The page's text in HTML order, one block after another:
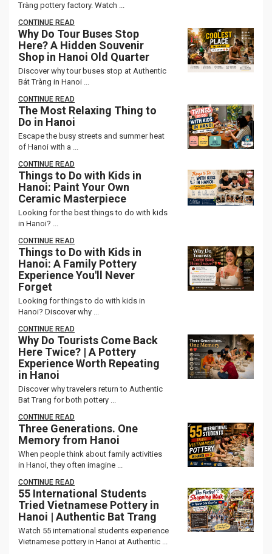
Tràng pottery factory. Watch ...
CONTINUE READ
Why Do Tour Buses Stop
Here? A Hidden Souvenir
Shop in Hanoi Old Quarter
Discover why tour buses stop at Authentic
Bát Tràng in Hanoi ...
CONTINUE READ
The Most Relaxing Thing to
Do in Hanoi
Escape the busy streets and summer heat
of Hanoi with a ...
CONTINUE READ
Things to Do with Kids in
Hanoi: Paint Your Own
Ceramic Masterpiece
Looking for the best things to do with kids
in Hanoi? ...
CONTINUE READ
Things to Do with Kids in
Hanoi: A Family Pottery
Experience You'll Never
Forget
Looking for things to do with kids in
Hanoi? Discover why ...
CONTINUE READ
Why Do Tourists Come Back
Here Twice? | A Pottery
Experience Worth Repeating
in Hanoi
Discover why travelers return to Authentic
Bat Trang for both pottery ...
CONTINUE READ
Three Generations. One
Memory from Hanoi
When people think about family activities
in Hanoi, they often imagine ...
CONTINUE READ
55 International Students
Tried Vietnamese Pottery in
Hanoi | Authentic Bat Trang
Watch 55 international students experience
Vietnamese pottery in Hanoi at Authentic ...